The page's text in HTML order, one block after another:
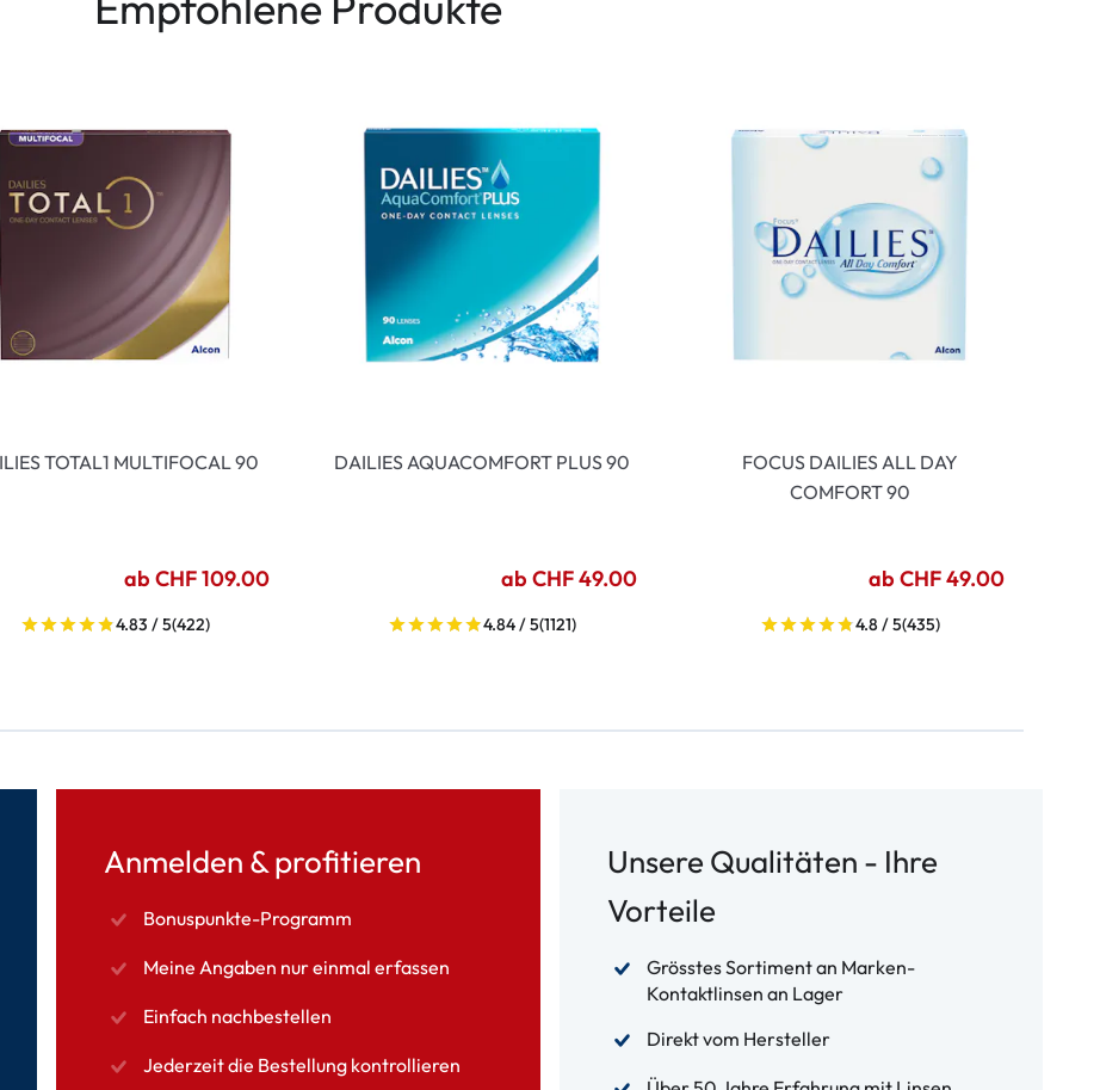
TOTAL1 MULTIFOCAL 90
ab CHF 109.00
4.83 / 5(422)
DAILIES AQUACOMFORT PLUS 90
ab CHF 49.00
4.84 / 5(1121)
FOCUS DAILIES ALL DAY
COMFORT 90
ab CHF 49.00
4.8 / 5(435)
Anmelden & profitieren
Bonuspunkte-Programm
Meine Angaben nur einmal erfassen
Einfach nachbestellen
Jederzeit die Bestellung kontrollieren
Unsere Qualitäten - Ihre
Vorteile
Grösstes Sortiment an Marken-
Kontaktlinsen an Lager
Direkt vom Hersteller